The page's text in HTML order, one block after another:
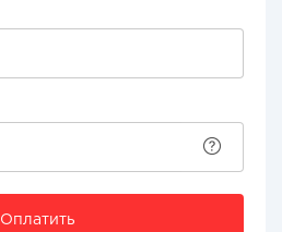
Оплатить